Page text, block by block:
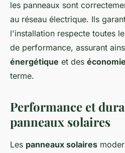
les panneaux sont
au réseau électrique. Ils
l'installation respecte toutes
de performance, assurant
énergétique et des
terme.
Performance et
panneaux solaires
Les panneaux solaires